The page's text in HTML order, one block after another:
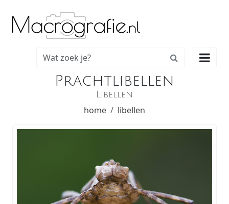

Prachtlibellen
Libellen
home libellen